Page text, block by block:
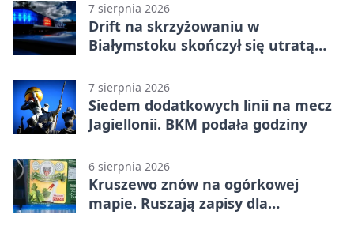
7 sierpnia 2026
Drift na skrzyżowaniu w
Białymstoku skończył się utratą
7 sierpnia 2026
Siedem dodatkowych linii na mecz
Jagiellonii. BKM podała godziny
6 sierpnia 2026
Kruszewo znów na ogórkowej
mapie. Ruszają zapisy dla